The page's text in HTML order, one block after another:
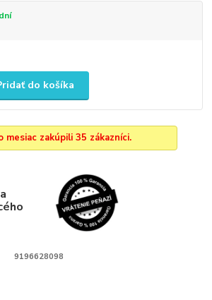
do košíka
mesiac zakúpili 35 zákazníci.
9196628098